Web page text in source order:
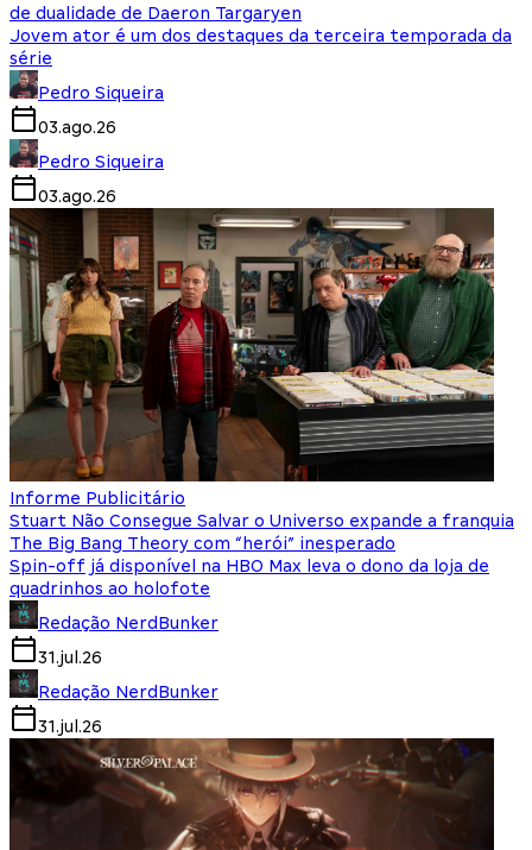
de dualidade de Daeron Targaryen
Jovem ator é um dos destaques da terceira temporada da
série
Pedro Siqueira
03.ago.26
Pedro Siqueira
03.ago.26
Informe Publicitário
Stuart Não Consegue Salvar o Universo expande a franquia
The Big Bang Theory com “herói” inesperado
Spin-off já disponível na HBO Max leva o dono da loja de
quadrinhos ao holofote
Redação NerdBunker
31.jul.26
Redação NerdBunker
31.jul.26